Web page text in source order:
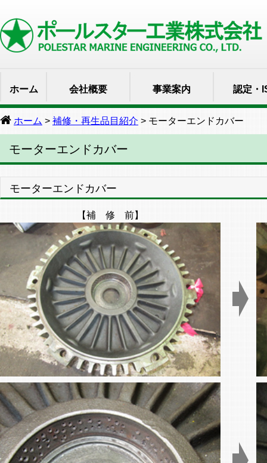
ホーム 会社概要 事業案内 認定・
ホーム > 補修・再生品目紹介 > モーターエンドカバー
モーターエンドカバー
モーターエンドカバー
【補 修 前】